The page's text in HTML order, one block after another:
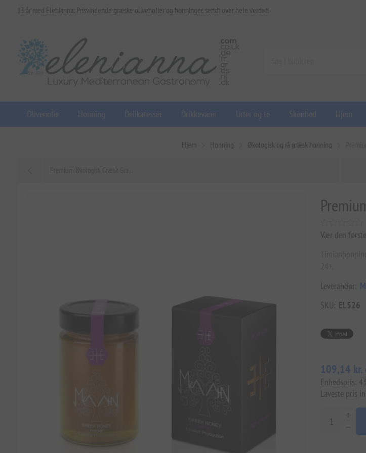
13 år med Elenianna: Prisvindende græske olivenolier og honninger, sendt over hele verden
Olivenolie Honning Delikatesser Drikkevarer Urter og te Skønhed Hjem
Hjem Honning Økologisk og rå græsk honning
Vær den
Leverandør:
SKU: EL526
109,14 kr.
Enhedspris:
Laveste pris